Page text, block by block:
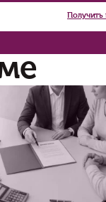
это
то
в
была по
либо
30 / 60)», —